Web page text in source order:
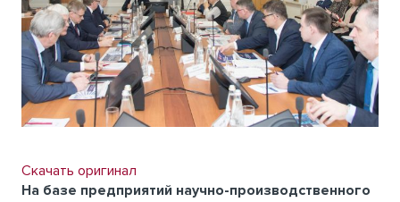
Скачать оригинал
На базе предприятий научно-производственного